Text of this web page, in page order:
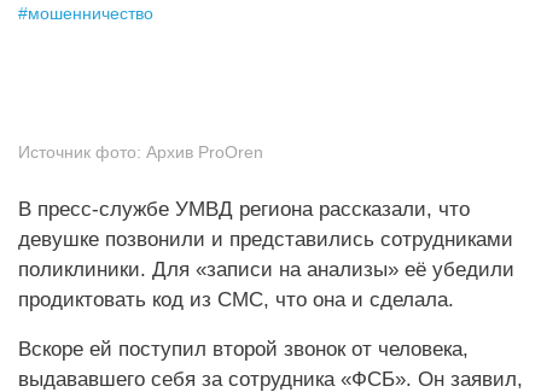
#мошенничество
Источник фото: Архив ProOren
В пресс-службе УМВД региона рассказали, что
девушке позвонили и представились сотрудниками
поликлиники. Для «записи на анализы» её убедили
продиктовать код из СМС, что она и сделала.
Вскоре ей поступил второй звонок от человека,
выдававшего себя за сотрудника «ФСБ». Он заявил,